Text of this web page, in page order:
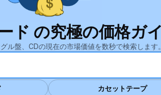
ド の究極の価格ガ
ル盤、CDの現在の市場価値を数秒で検索します
カセットテープ